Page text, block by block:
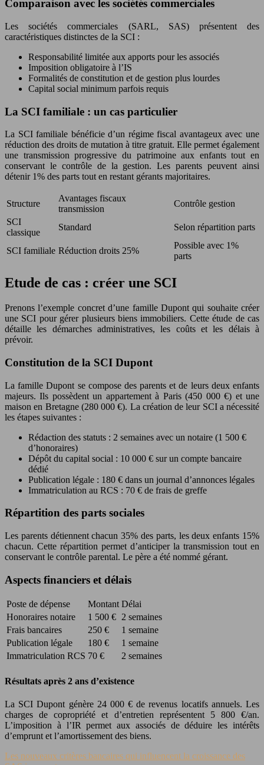
Comparaison avec les sociétés commerciales
Les sociétés commerciales (SARL, SAS) présentent des
caractéristiques distinctes de la SCI :
Responsabilité limitée aux apports pour les associés
Imposition obligatoire à l’IS
Formalités de constitution et de gestion plus lourdes
Capital social minimum parfois requis
La SCI familiale : un cas particulier
La SCI familiale bénéficie d’un régime fiscal avantageux avec une
réduction des droits de mutation à titre gratuit. Elle permet également
une transmission progressive du patrimoine aux enfants tout en
conservant le contrôle de la gestion. Les parents peuvent ainsi
détenir 1% des parts tout en restant gérants majoritaires.
Structure
Avantages fiscaux
transmission
Contrôle gestion
SCI
classique
Standard Selon répartition parts
SCI familiale Réduction droits 25%
Possible avec 1%
parts
Etude de cas : créer une SCI
Prenons l’exemple concret d’une famille Dupont qui souhaite créer
une SCI pour gérer plusieurs biens immobiliers. Cette étude de cas
détaille les démarches administratives, les coûts et les délais à
prévoir.
Constitution de la SCI Dupont
La famille Dupont se compose des parents et de leurs deux enfants
majeurs. Ils possèdent un appartement à Paris (450 000 €) et une
maison en Bretagne (280 000 €). La création de leur SCI a nécessité
les étapes suivantes :
Rédaction des statuts : 2 semaines avec un notaire (1 500 €
d’honoraires)
Dépôt du capital social : 10 000 € sur un compte bancaire
dédié
Publication légale : 180 € dans un journal d’annonces légales
Immatriculation au RCS : 70 € de frais de greffe
Répartition des parts sociales
Les parents détiennent chacun 35% des parts, les deux enfants 15%
chacun. Cette répartition permet d’anticiper la transmission tout en
conservant le contrôle parental. Le père a été nommé gérant.
Aspects financiers et délais
Poste de dépense Montant Délai
Honoraires notaire
1 500 € 2 semaines
Frais bancaires
250 €
1 semaine
Publication légale
180 €
1 semaine
Immatriculation RCS 70 € 2 semaines
Résultats après 2 ans d’existence
La SCI Dupont génère 24 000 € de revenus locatifs annuels. Les
charges de copropriété et d’entretien représentent 5 800 €/an.
L’imposition à l’IR permet aux associés de déduire les intérêts
d’emprunt et l’amortissement des biens.
Les nouveaux critères bancaires qui influencent la croissance des